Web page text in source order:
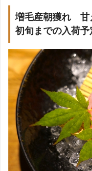
増毛産朝獲れ 甘
初旬までの入荷予